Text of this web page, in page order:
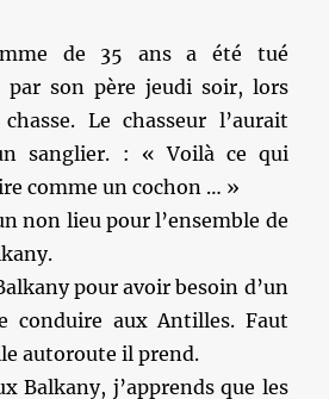
de 35 ans a été tué
par son père jeudi soir, lors
Le chasseur l’aurait
sanglier. : « Voilà ce qui
comme un cochon … »
non lieu pour l’ensemble de
pour avoir besoin d’un
conduire aux Antilles. Faut
autoroute il prend.
Balkany, j’apprends que les